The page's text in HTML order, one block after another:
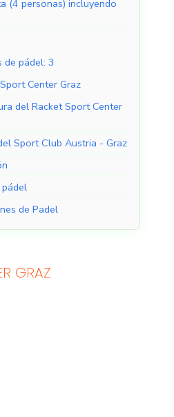
(4 personas) incluyendo
de pádel: 3
Center Graz
del Racket Sport Center
Sport Club Austria - Graz
de Padel
GRAZPistas de pádel al aire